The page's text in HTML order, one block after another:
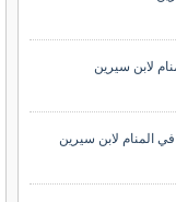
لابن سيرين
المنام لابن سيرين